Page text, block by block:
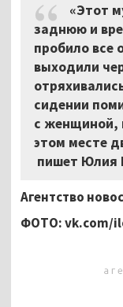
«Этот
заднюю и
пробило все
выходили
сидении
с женщиной,
этом месте
пишет Юлия
Агентство
ФОТО: vk.com/